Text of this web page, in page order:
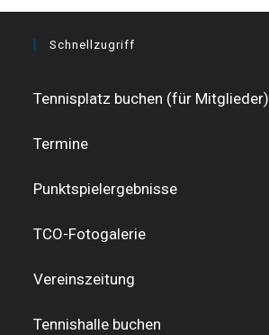
Schnellzugriff
Tennisplatz buchen (für Mitglieder)
Termine
Punktspielergebnisse
TCO-Fotogalerie
Vereinszeitung
Tennishalle buchen